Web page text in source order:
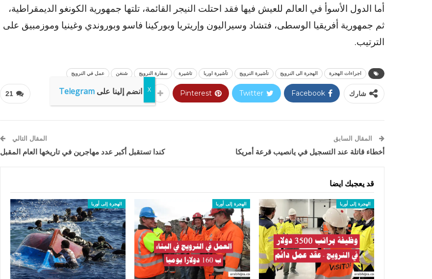
أما الدول الأسوأ في العالم للعيش فيها فقد احتلت النيجر القائمة، تلتها جمهورية الكونغو الديمقراطية،
ثم جمهورية أفريقيا الوسطى، فتشاد وسيراليون وإريتريا وبوركينا فاسو وبوروندي وغينيا وموزمبيق على
الترتيب.
اجراءات الهجرة الهجرة الى النرويج تأشيرة النرويج تأشيرة اوربا تاشيرة سفارة النرويج شنغن عمل في النرويج
21 شارك Facebook
Twitter
Pinterest
المقال السابق
أخطاء قاتلة عند التسجيل في يانصيب قرعة أمريكا
المقال التالي
كندا تستقبل أكبر عدد مهاجرين في تاريخها العام المقبل
قد يعجبك ايضا
الهجرة إلى أوربا الهجرة إلى أوربا الهجرة إلى أوربا
انضم إلينا على Telegram